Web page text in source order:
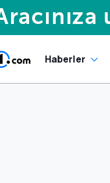
Haberler